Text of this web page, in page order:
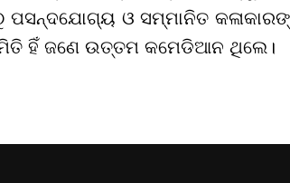
ଓ ସମ୍ମାନିତ
ହିଁ ଜଣେ ଉତ୍ତମ କମେଡିଆନ ଥିଲେ।